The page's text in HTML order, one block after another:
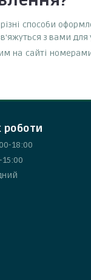
способи
з вами
сайті
роботи
18:00